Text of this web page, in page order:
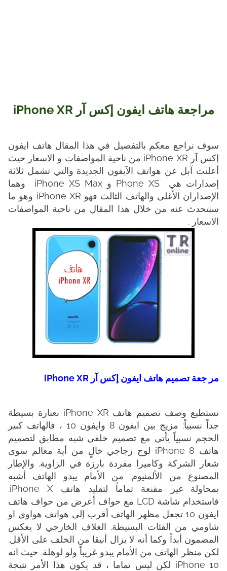
مراجعة هاتف ايفون إكس آر iPhone XR
سوف نراجع معكم بالتفصيل في هذا المقال هاتف ايفون
إكس آر iPhone XR من ناحية المواصفات و الاسعار حيث
أعلنت آبل عن هواتف الآيفون الجديدة والتي تشمل ثلاثة
إصدارات هي Phone XS و iPhone XS Max وهما
الإصداران الأغلى والهاتف الثالث فهو iPhone XR وهو ما
سنتحدث عنه من خلال هذا المقال من ناحية المواصفات
الاسعار .
مر جعة تصميم هاتف ايفون إكس آر iPhone XR
نستطيع وصف تصميم هاتف iPhone XR بعبارة بسيطة
جداً نسبياً: مزيج بين ايفون 8 وايفون 10 ، فالهاتف كبير
الحجم نسبياً يأتي مع تصميم خلفي شبه مطابق لتصميم
هاتف iPhone 8 لوح زجاجي خالٍ من أية معالم سوى
شعار الشركة وكاميرا مفردة بارزة في الزاوية. والإطار
المصنوع من الألمنيوم. من الأمام يبدو الهاتف أشبه
بمحاولة غير مقنعة تماماً لتقليد هاتف iPhone X.
فاستخدام شاشة LCD مع حواف أعرض من حواف هاتف
ايفون 10 تجعل مظهر الهاتف أقرب إلى هواتف هواوي او
شاومي من الفئات البسيطة. الغلاف الخارجي لا يعكس
المضمون أبداً وكما أنه لا يزال أنيقا من الخلف على الأقل.
لكن منظر الهاتف من الأمام يبدو غريباً ولو لوهلة. حيث انه
iPhone 10 لكن ليس تماما ، قد يكون هذا الأمر نتيجة